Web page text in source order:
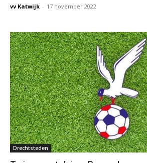
vv Katwijk - 17 november 2022
Drechtsteden